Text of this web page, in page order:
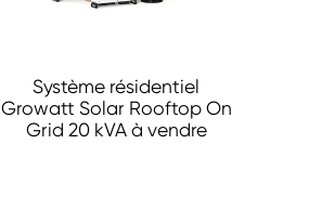
Système résidentiel
Growatt Solar Rooftop On
Grid 20 kVA à vendre